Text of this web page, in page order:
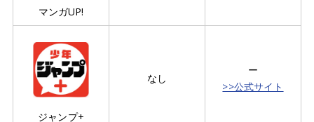
マンガUP!
ジャンプ+
なし
ー
>>公式サイト